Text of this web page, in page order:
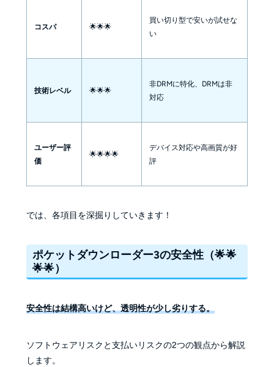
コスパ 🌟🌟🌟
買い切り型で安いが試せな
い
技術レベル 🌟🌟🌟
非DRMに特化、DRMは非
対応
ユーザー評
価
🌟🌟🌟🌟
デバイス対応や高画質が好
評
では、各項目を深掘りしていきます！
ポケットダウンローダー3の安全性（🌟🌟
🌟🌟）
安全性は結構高いけど、透明性が少し劣りする。
ソフトウェアリスクと支払いリスクの2つの観点から解説
します。